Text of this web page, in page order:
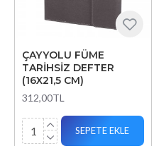
ÇAYYOLU FÜME
TARİHSİZ DEFTER
(16X21,5 CM)
312,00TL
SEPETE EKLE